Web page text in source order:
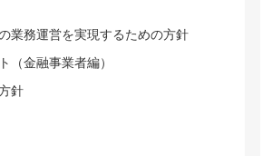
業務運営を実現するための方針
（金融事業者編）
針